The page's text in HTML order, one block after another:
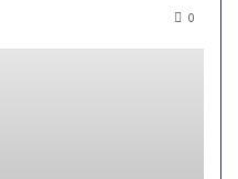
0